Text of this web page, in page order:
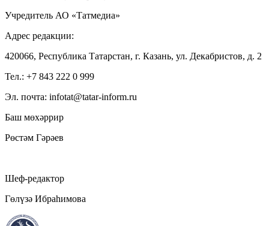
Учредитель АО «Татмедиа»
Адрес редакции:
420066, Республика Татарстан, г. Казань, ул. Декабристов, д. 2
Тел.: +7 843 222 0 999
Эл. почта: infotat@tatar-inform.ru
Баш мөхәррир
Рөстәм Гәрәев
Шеф-редактор
Гөлүзә Ибраһимова